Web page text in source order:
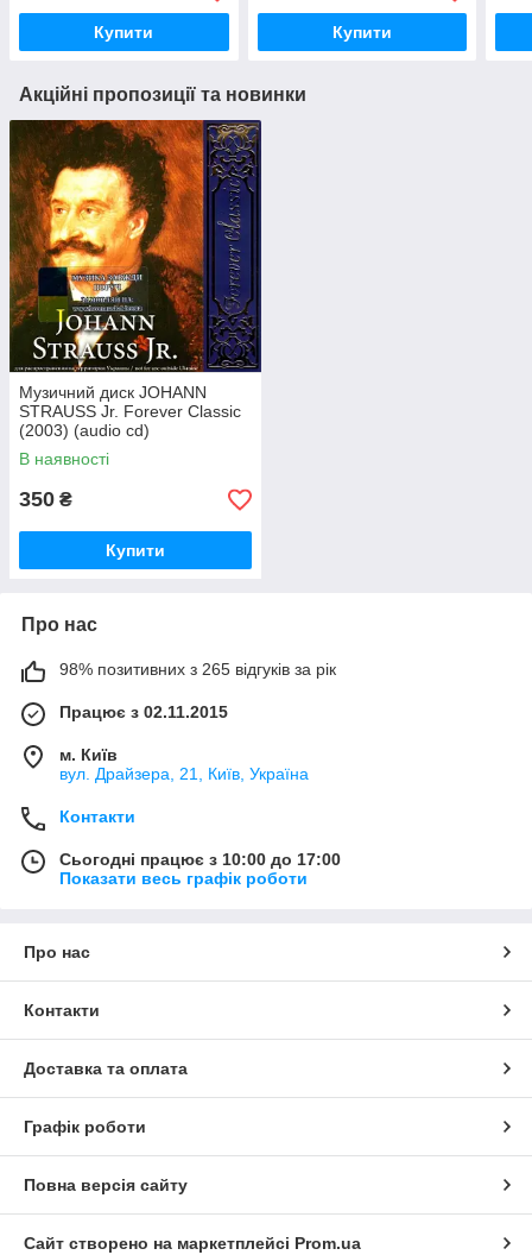
Купити Купити
Акційні пропозиції та новинки
Музичний диск JOHANN
STRAUSS Jr. Forever Classic
(2003) (audio cd)
В наявності
350 ₴
Купити
Про нас
98% позитивних з 265 відгуків за рік
Працює з 02.11.2015
м. Київ
вул. Драйзера, 21, Київ, Україна
Контакти
Сьогодні працює з 10:00 до 17:00
Показати весь графік роботи
Про нас
Контакти
Доставка та оплата
Графік роботи
Повна версія сайту
Сайт створено на маркетплейсі Prom.ua